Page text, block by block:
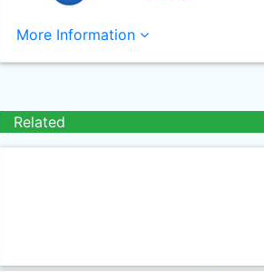
More Information
Related